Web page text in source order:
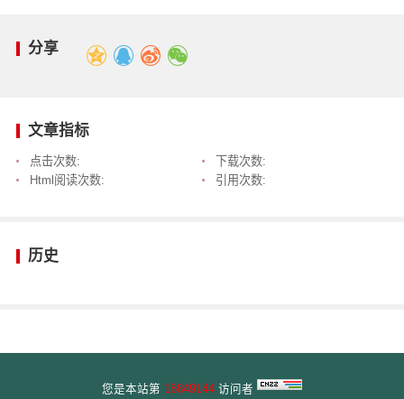
分享
文章指标
点击次数:
下载次数:
Html阅读次数:
引用次数:
历史
您是本站第 18849144 访问者